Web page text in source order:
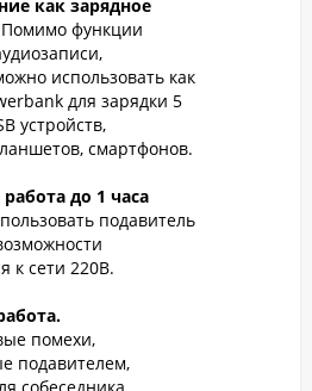
как зарядное
Помимо функции
использовать как
для зарядки 5
устройств,
смартфонов.
до 1 часа
подавитель
к сети 220В.
помехи,
подавителем,